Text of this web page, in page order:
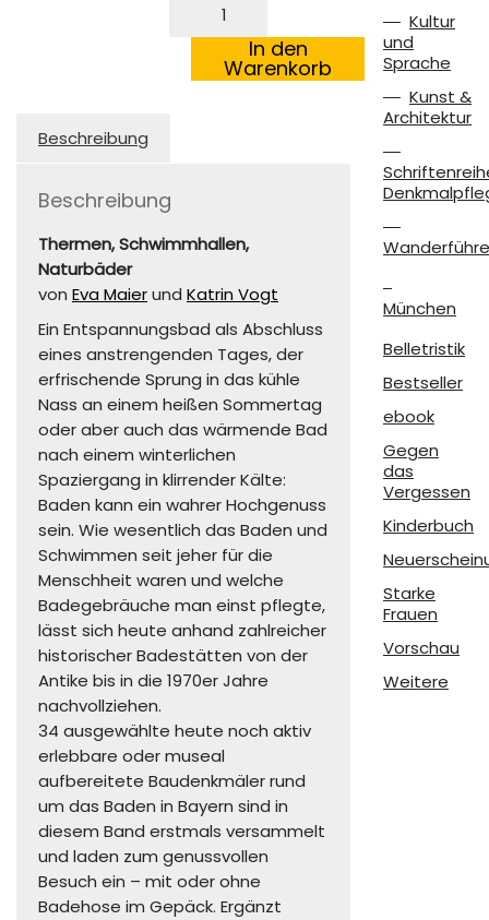
Geschichte.In den
Warenkorb
Beschreibung
Beschreibung
Thermen, Schwimmhallen,
Naturbäder
von Eva Maierund Katrin Vogt
Ein Entspannungsbad als Abschluss
eines anstrengenden Tages, der
erfrischende Sprung in das kühle
Nass an einem heißen Sommertag
oder aber auch das wärmende Bad
nach einem winterlichen
Spaziergang in klirrender Kälte:
Baden kann ein wahrer Hochgenuss
sein. Wie wesentlich das Baden und
Schwimmen seit jeher für die
Menschheit waren und welche
Badegebräuche man einst pflegte,
lässt sich heute anhand zahlreicher
historischer Badestätten von der
Antike bis in die 1970er Jahre
nachvollziehen.
34 ausgewählte heute noch aktiv
erlebbare oder museal
aufbereitete Baudenkmäler rund
um das Baden in Bayern sind in
diesem Band erstmals versammelt
und laden zum genussvollen
Besuch ein – mit oder ohne
Badehose im Gepäck. Ergänzt
Kultur
und
Sprache
Kunst &
Architektur
München
Belletristik
Bestseller
ebook
Gegen
das
Vergessen
Kinderbuch
Starke
Frauen
Vorschau
Weitere